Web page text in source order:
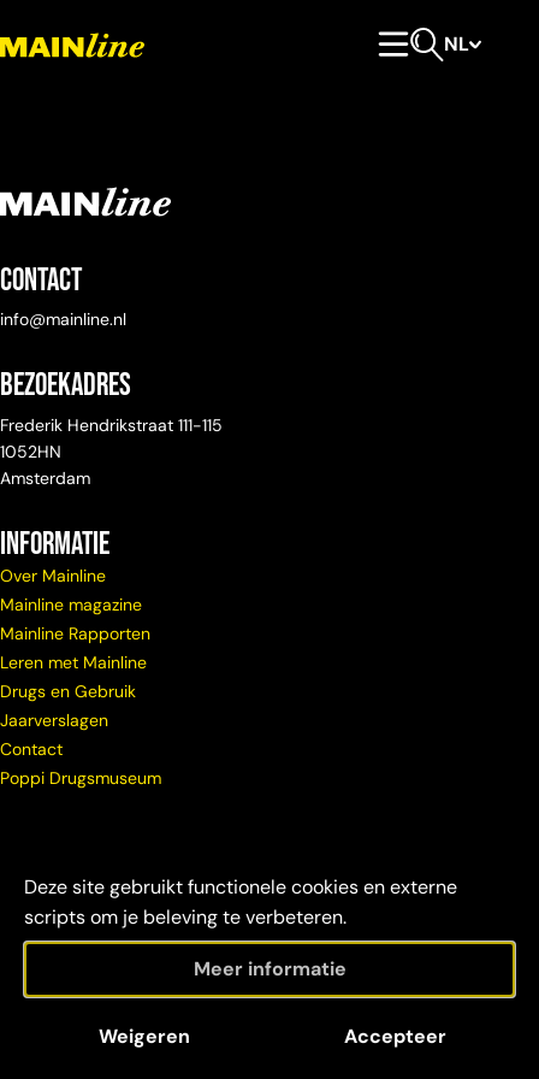
Deze site gebruikt functionele cookies en externe
scripts om je beleving te verbeteren.
Meer informatie
Weigeren Accepteer
NL
Contact
info@mainline.nl
Bezoekadres
Frederik Hendrikstraat 111-115
1052HN
Amsterdam
Informatie
Over Mainline
Mainline magazine
Mainline Rapporten
Leren met Mainline
Drugs en Gebruik
Jaarverslagen
Contact
Poppi Drugsmuseum
Mainline 2026
verantwoordelijkheid
credits